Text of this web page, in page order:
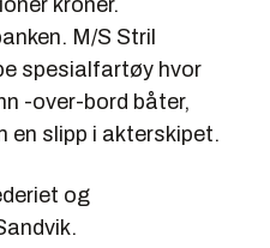
kroner.
M/S Stril
spesialfartøy hvor
-over-bord båter,
en slipp i akterskipet.
og